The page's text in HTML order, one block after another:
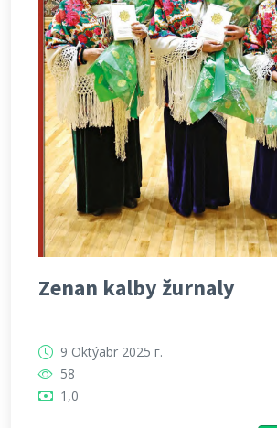
Zenan kalby žurnaly
9 Oktýabr 2025 г.
58
1,0